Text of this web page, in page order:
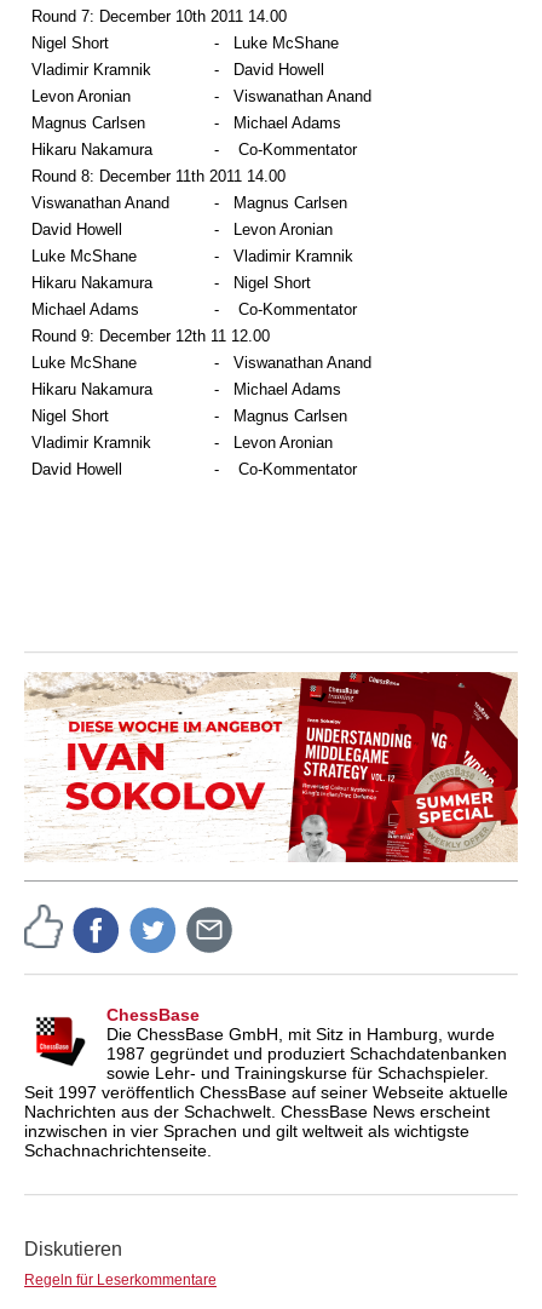
Round 7: December 10th 2011 14.00
Nigel Short
-
Luke McShane
Vladimir Kramnik
-
David Howell
Levon Aronian
-
Viswanathan Anand
Magnus Carlsen
-
Michael Adams
Hikaru Nakamura
-
Co-Kommentator
Round 8: December 11th 2011 14.00
Viswanathan Anand
-
Magnus Carlsen
David Howell
-
Levon Aronian
Luke McShane
-
Vladimir Kramnik
Hikaru Nakamura
-
Nigel Short
Michael Adams
-
Co-Kommentator
Round 9: December 12th 11 12.00
Luke McShane
-
Viswanathan Anand
Hikaru Nakamura
-
Michael Adams
Nigel Short
-
Magnus Carlsen
Vladimir Kramnik
-
Levon Aronian
David Howell
- Co-Kommentator
ChessBase
Die ChessBase GmbH, mit Sitz in Hamburg, wurde
1987 gegründet und produziert Schachdatenbanken
sowie Lehr- und Trainingskurse für Schachspieler.
Seit 1997 veröffentlich ChessBase auf seiner Webseite aktuelle
Nachrichten aus der Schachwelt. ChessBase News erscheint
inzwischen in vier Sprachen und gilt weltweit als wichtigste
Schachnachrichtenseite.
Diskutieren
Regeln für Leserkommentare